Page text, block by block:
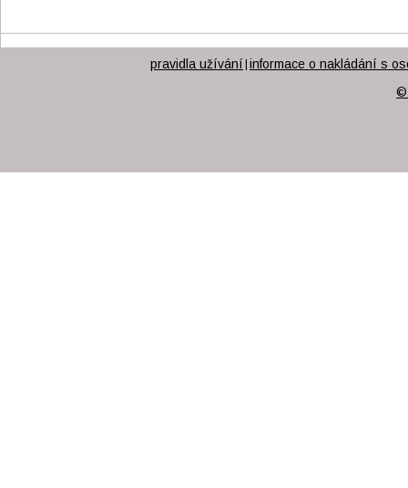
pravidla užívání informace o nakládání s
©